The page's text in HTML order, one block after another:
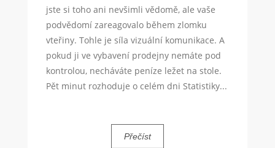
jste si toho ani nevšimli vědomě, ale vaše
podvědomí zareagovalo během zlomku
vteřiny. Tohle je síla vizuální komunikace. A
pokud ji ve vybavení prodejny nemáte pod
kontrolou, necháváte peníze ležet na stole.
Pět minut rozhoduje o celém dni Statistiky...
Přečíst